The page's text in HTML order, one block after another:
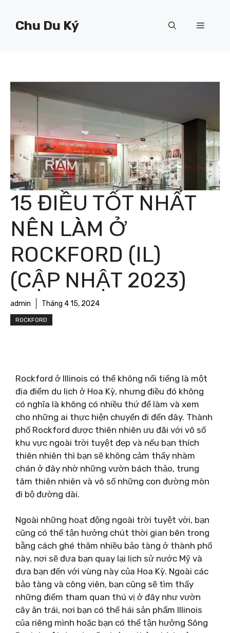
Chu Du Ký Menu
15 ĐIỀU TỐT NHẤT
NÊN LÀM Ở
ROCKFORD (IL)
(CẬP NHẬT 2023)
admin Tháng 4 15, 2024
ROCKFORD
Rockford ở Illinois có thể không nổi tiếng là một
địa điểm du lịch ở Hoa Kỳ, nhưng điều đó không
có nghĩa là không có nhiều thứ để làm và xem
cho những ai thực hiện chuyến đi đến đây. Thành
phố Rockford được thiên nhiên ưu đãi với vô số
khu vực ngoài trời tuyệt đẹp và nếu bạn thích
thiên nhiên thì bạn sẽ không cảm thấy nhàm
chán ở đây nhờ những vườn bách thảo, trung
tâm thiên nhiên và vô số những con đường mòn
đi bộ đường dài.
Ngoài những hoạt động ngoài trời tuyệt vời, bạn
cũng có thể tận hưởng chút thời gian bên trong
bằng cách ghé thăm nhiều bảo tàng ở thành phố
này, nơi sẽ đưa bạn quay lại lịch sử nước Mỹ và
đưa bạn đến với vùng này của Hoa Kỳ. Ngoài các
bảo tàng và công viên, bạn cũng sẽ tìm thấy
những điểm tham quan thú vị ở đây như vườn
cây ăn trái, nơi bạn có thể hái sản phẩm Illinois
của riêng mình hoặc bạn có thể tận hưởng Sông